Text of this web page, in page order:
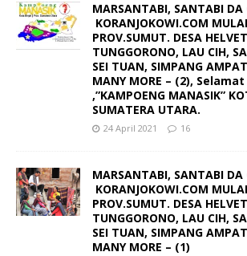
MARSANTABI, SANTABI DA
KORANJOKOWI.COM
PROV.SUMUT. DESA
TUNGGORONO, LAU CIH,
SEI TUAN, SIMPANG
MANY MORE – (2),
,”KAMPOENG MANASIK”
SUMATERA UTARA.
24 April 2021 16
MARSANTABI, SANTABI DA
KORANJOKOWI.COM
PROV.SUMUT. DESA
TUNGGORONO, LAU CIH,
SEI TUAN, SIMPANG
MANY MORE – (1)